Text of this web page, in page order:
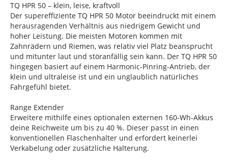
TQ HPR 50 – klein, leise, kraftvoll
Der supereffiziente TQ HPR 50 Motor beeindruckt mit einem
herausragenden Verhältnis aus niedrigem Gewicht und
hoher Leistung. Die meisten Motoren kommen mit
Zahnrädern und Riemen, was relativ viel Platz beansprucht
und mitunter laut und störanfällig sein kann. Der TQ HPR 50
hingegen basiert auf einem Harmonic-Pinring-Antrieb, der
klein und ultraleise ist und ein unglaublich natürliches
Fahrgefühl bietet.
Range Extender
Erweitere mithilfe eines optionalen externen 160-Wh-Akkus
deine Reichweite um bis zu 40 %. Dieser passt in einen
konventionellen Flaschenhalter und erfordert keinerlei
Verkabelung oder zusätzliche Halterung.